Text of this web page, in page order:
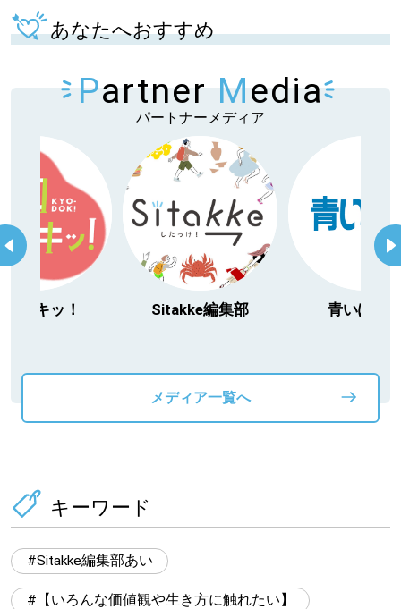
あなたへおすすめ
Partner Media
パートナーメディア
編集部 青いぽすと
「北海道３大
メディア一覧へ
キーワード
Sitakke編集部あい
【いろんな価値観や生き方に触れたい】